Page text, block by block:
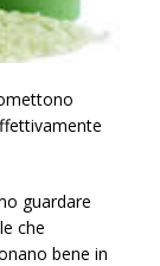
guardare
che
bene in